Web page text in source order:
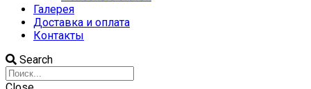
Галерея
Доставка и оплата
Контакты
Search